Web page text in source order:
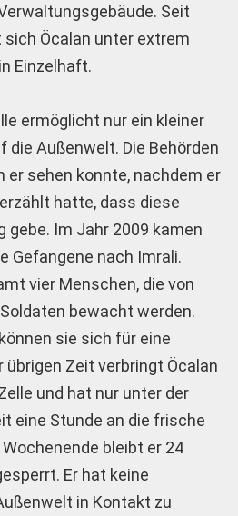
Seit
Öcalan unter extrem
Einzelhaft.
ermöglicht nur ein kleiner
die Außenwelt. Die Behörden
er sehen konnte, nachdem er
hatte, dass diese
gebe. Im Jahr 2009 kamen
Gefangene nach Imrali.
vier Menschen, die von
bewacht werden.
sie sich für eine
Zeit verbringt Öcalan
und hat nur unter der
eine Stunde an die frische
bleibt er 24
Er hat keine
in Kontakt zu